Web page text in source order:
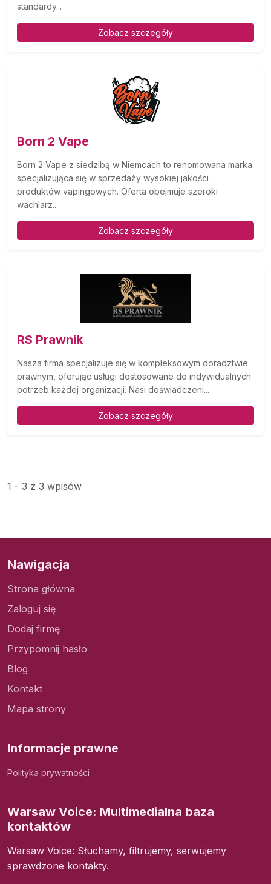
standardy...
Zobacz szczegóły
Born 2 Vape
Born 2 Vape z siedzibą w Niemcach to renomowana marka
specjalizująca się w sprzedaży wysokiej jakości
produktów vapingowych. Oferta obejmuje szeroki
wachlarz...
Zobacz szczegóły
RS Prawnik
Nasza firma specjalizuje się w kompleksowym doradztwie
prawnym, oferując usługi dostosowane do indywidualnych
potrzeb każdej organizacji. Nasi doświadczeni...
Zobacz szczegóły
1 - 3 z 3 wpisów
Nawigacja
Strona główna
Zaloguj się
Dodaj firmę
Przypomnij hasło
Blog
Kontakt
Mapa strony
Informacje prawne
Polityka prywatności
Warsaw Voice: Multimedialna baza
kontaktów
Warsaw Voice: Słuchamy, filtrujemy, serwujemy
sprawdzone kontakty.